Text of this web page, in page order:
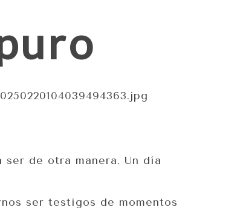
de otra manera. Un día
ser testigos de momentos